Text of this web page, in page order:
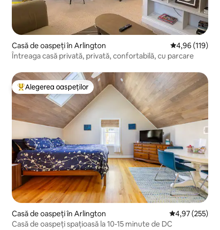
Casă de oaspeți în Arlington Scor mediu
4,96 (119)
Întreaga casă privată, privată, confortabilă, cu parcare
Locuință din topul categoriei Alegerea oaspeților
Alegerea oaspeților
Casă de oaspeți în Arlington Scor mediu de
4,97 (255)
Casă de oaspeți spațioasă la 10-15 minute de DC